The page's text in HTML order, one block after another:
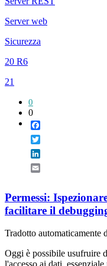
Server web
Sicurezza
20 R6
21
0
0
Permessi:
facilitare il
Tradotto automaticamente
Oggi è possibile usufruire